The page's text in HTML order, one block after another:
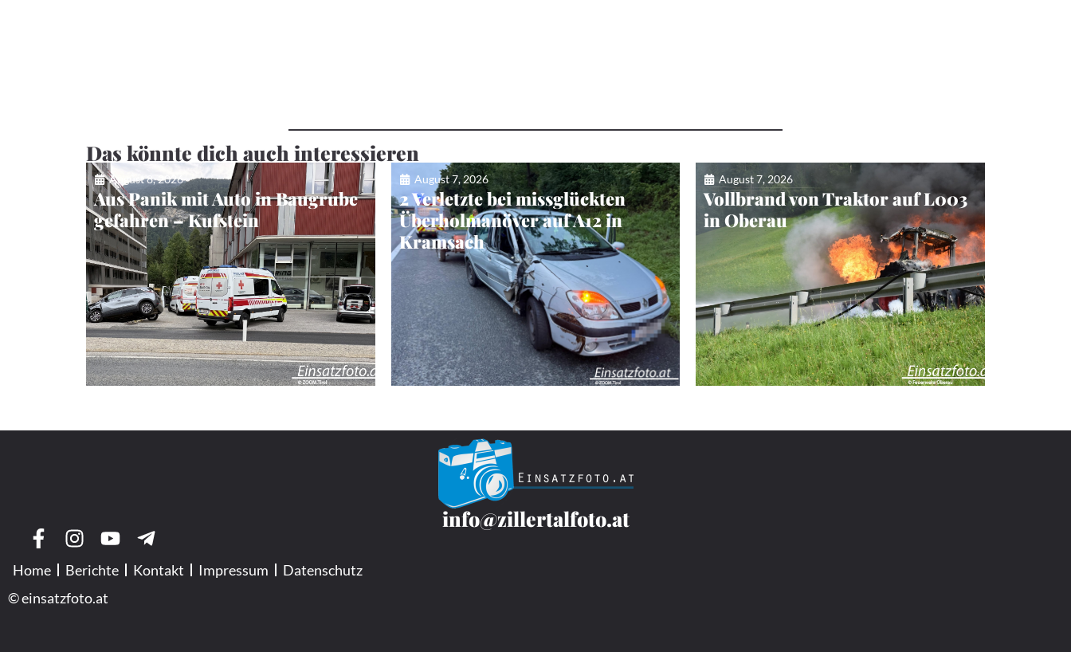
Das könnte dich auch interessieren
August 8, 2026
Aus Panik mit Auto in Baugrube
gefahren – Kufstein
August 7, 2026
2 Verletzte bei missglückten
Überholmanöver auf A12 in
Kramsach
August 7, 2026
Vollbrand von Traktor auf L003
in Oberau
info@zillertalfoto.at
Home Berichte Kontakt Impressum
Datenschutz
© einsatzfoto.at